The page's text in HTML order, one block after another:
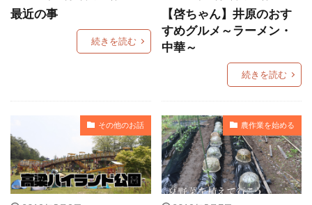
最近の事
続きを読む
【啓ちゃん】井原のおす
すめグルメ～ラーメン・
中華～
続きを読む
その他のお話 農作業を始める